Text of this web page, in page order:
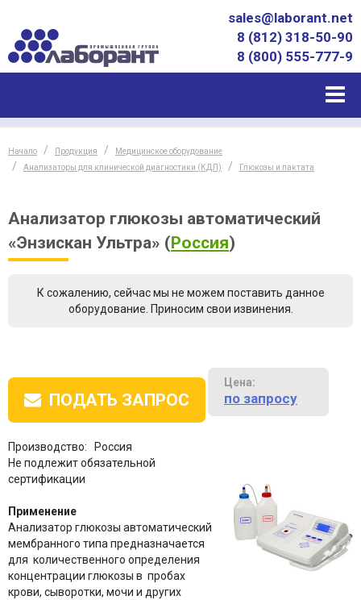
sales@laborant.net
8 (812) 318-50-90
8 (800) 555-777-9
Начало Продукция
Медицинское оборудование
Анализаторы для клинической диагностики (КДЛ)
Глюкозы и лактата
Анализатор глюкозы автоматический
«Энзискан Ультра» (Россия)
К сожалению, сейчас мы не можем поставить данное
оборудование. Приносим свои извинения.
ПОДАТЬ ЗАПРОС
Цена:
по запросу
Производство: Россия
Не подлежит обязательной
сертификации
Применение
Анализатор глюкозы автоматический
мембранного типа предназначается
для количественного определения
концентрации глюкозы в пробах
крови, сыворотки, мочи и других